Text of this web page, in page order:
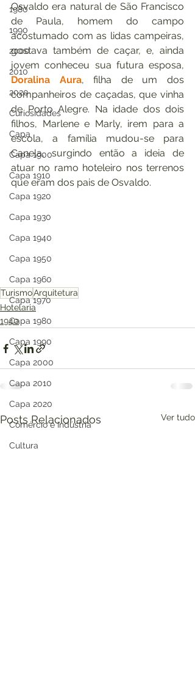
1980
1990
2000
2010
2020
Curiosidades
Capa
Capa 1900
Capa 1910
Capa 1920
Capa 1930
Capa 1940
Capa 1950
Capa 1960
Capa 1970
Capa 1980
Capa 1990
Capa 2000
Capa 2010
Capa 2020
Comércio e Indústria
Cultura
Osvaldo era natural de São Francisco
de Paula, homem do campo
acostumado com as lidas campeiras,
gostava também de caçar, e, ainda
Doralina Aura, filha de um dos
companheiros de caçadas, que vinha
de Porto Alegre. Na idade dos dois
filhos, Marlene e Marly, irem para a
escola, a família mudou-se para
Canela, surgindo então a ideia de
atuar no ramo hoteleiro nos terrenos
que eram dos pais de Osvaldo.
TurismoArquitetura
Hotelaria
1940
Posts Relacionados Ver tudo